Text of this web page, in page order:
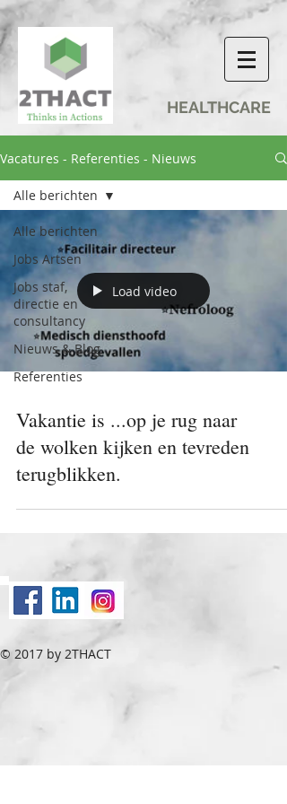
HEALTHCARE
Vacatures - Referenties - Nieuws
Alle berichten
Jobs Artsen
Jobs staf,
directie en
consultancy
Nieuws & Blog
Referenties
Alle berichten
Load video
Vakantie is ...op je rug naar
de wolken kijken en tevreden
terugblikken.
© 2017 by 2THACT